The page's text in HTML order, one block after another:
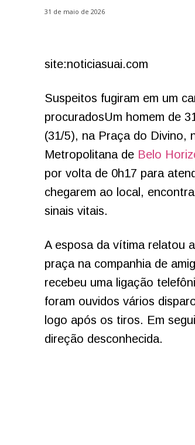
31 de maio de 2026
site:noticiasuai.com
Suspeitos fugiram em um
procuradosUm homem de
(31/5), na Praça do Divino,
Metropolitana de Belo
por volta de 0h17 para
chegarem ao local,
sinais vitais.
A esposa da vítima relatou
praça na companhia de
recebeu uma ligação
foram ouvidos vários
logo após os tiros. Em
direção desconhecida.